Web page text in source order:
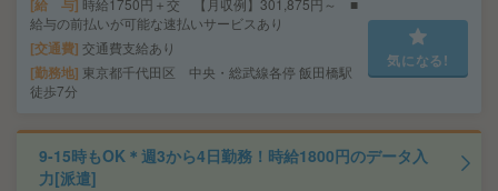
給 与 時給1750円＋交 【月収例】301,875円～ ■
給与の前払いが可能な速払いサービスあり
交通費 交通費支給あり
勤務地 東京都千代田区 中央・総武線各停 飯田橋駅
徒歩7分
気になる!
9-15時もOK＊週3から4日勤務！時給1800円のデータ入
力[派遣]